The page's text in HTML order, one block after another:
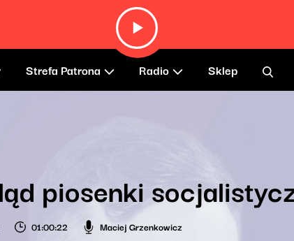
Strefa Patrona Radio Sklep
piosenki
01:00:22 Maciej Grzenkowicz